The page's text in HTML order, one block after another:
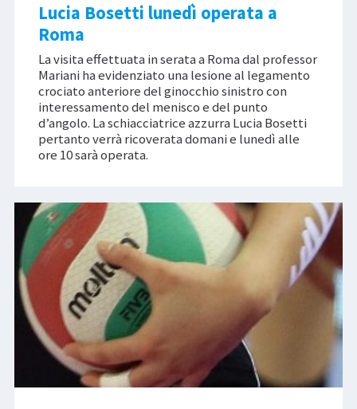
Lucia Bosetti lunedì operata a
Roma
La visita effettuata in serata a Roma dal professor
Mariani ha evidenziato una lesione al legamento
crociato anteriore del ginocchio sinistro con
interessamento del menisco e del punto
d’angolo. La schiacciatrice azzurra Lucia Bosetti
pertanto verrà ricoverata domani e lunedì alle
ore 10 sarà operata.